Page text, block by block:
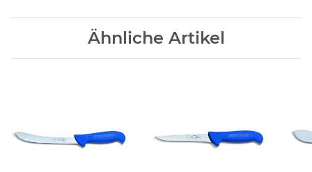
Ähnliche Artikel